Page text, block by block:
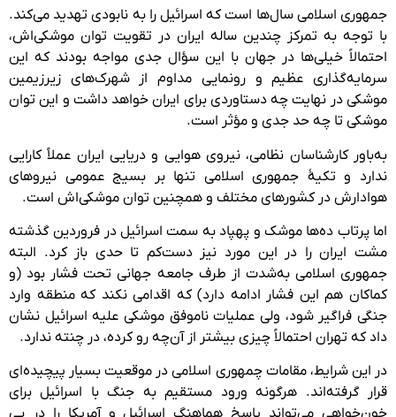
جمهوری اسلامی سال‌ها است که اسرائیل را به نابودی تهدید می‌کند.
با توجه به تمرکز چندین ساله ایران در تقویت توان موشکی‌اش،
احتمالاً خیلی‌ها در جهان با این سؤال جدی مواجه بودند که این
سرمایه‌گذاری عظیم و رونمایی مداوم از شهرک‌های زیرزیمین
موشکی در نهایت چه دستاوردی برای ایران خواهد داشت و این توان
موشکی تا چه حد جدی و مؤثر است.
به‌باور کارشناسان نظامی، نیروی هوایی و دریایی ایران عملاً کارایی
ندارد و تکیهٔ جمهوری اسلامی تنها بر بسیج عمومی نیروهای
هوادارش در کشورهای مختلف و همچنین توان موشکی‌اش است.
اما پرتاب ده‌ها موشک و پهپاد به سمت اسرائیل در فروردین گذشته
مشت ایران را در این مورد نیز دست‌کم تا حدی باز کرد. البته
جمهوری اسلامی به‌شدت از طرف جامعه جهانی تحت فشار بود (و
کماکان هم این فشار ادامه دارد) که اقدامی نکند که منطقه وارد
جنگی فراگیر شود، ولی عملیات ناموفق موشکی علیه اسرائیل نشان
داد که تهران احتمالاً چیزی بیشتر از آن‌چه رو کرده، در چنته ندارد.
در این شرایط، مقامات چمهوری اسلامی در موقعیت بسیار پیچیده‌ای
قرار گرفته‌اند. هرگونه ورود مستقیم به جنگ با اسرائیل برای